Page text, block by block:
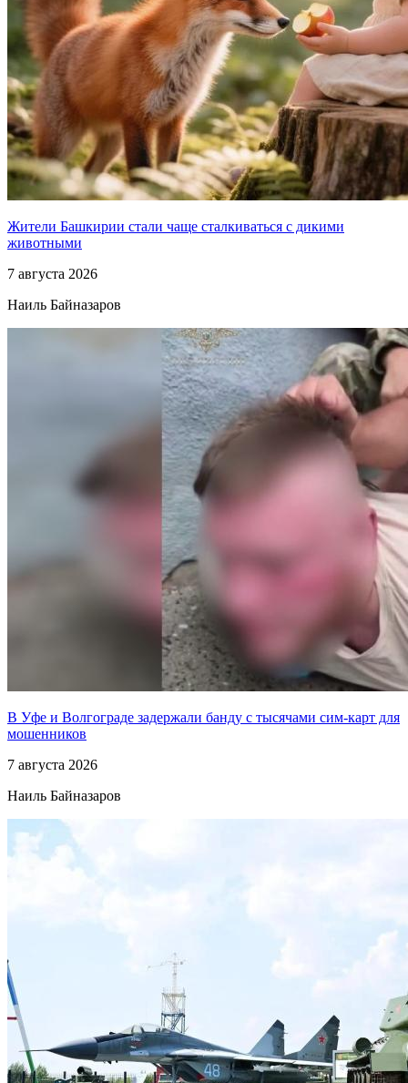
Жители Башкирии стали чаще сталкиваться с дикими
животными
7 августа 2026
Наиль Байназаров
В Уфе и Волгограде задержали банду с тысячами сим-карт для
мошенников
7 августа 2026
Наиль Байназаров